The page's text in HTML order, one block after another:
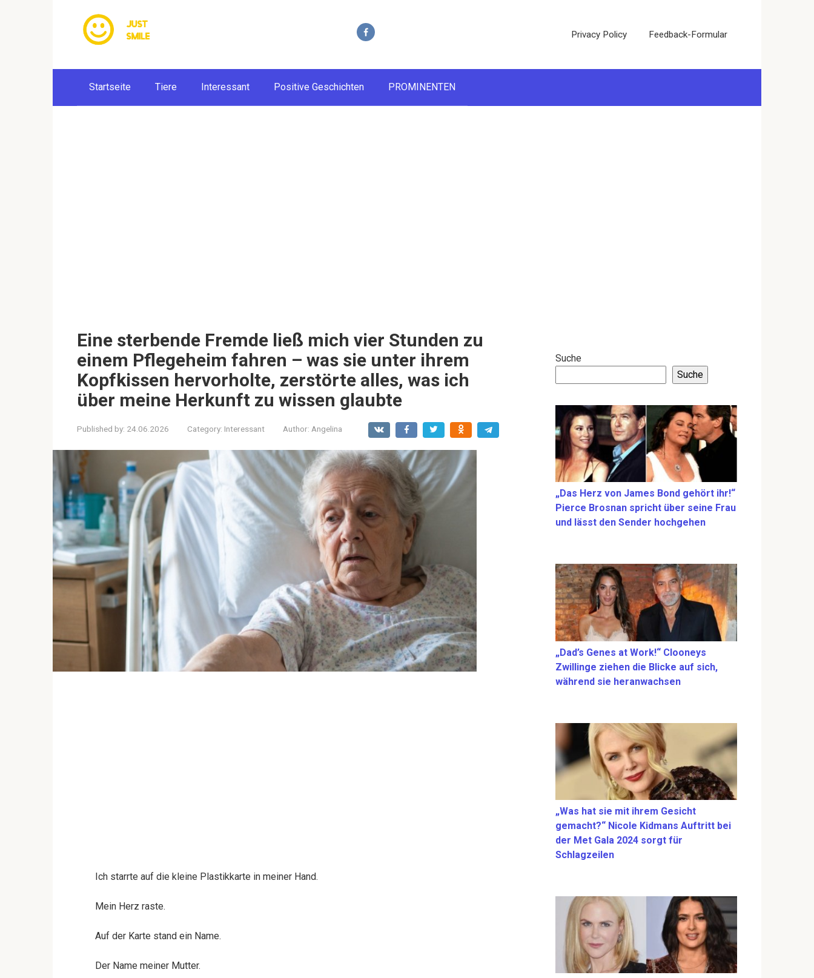
Privacy Policy Feedback-Formular
Startseite Tiere Interessant Positive Geschichten PROMINENTEN
Eine sterbende Fremde ließ mich vier Stunden zu
einem Pflegeheim fahren – was sie unter ihrem
Kopfkissen hervorholte, zerstörte alles, was ich
über meine Herkunft zu wissen glaubte
Published by: 24.06.2026 Category: Interessant Author: Angelina
Ich starrte auf die kleine Plastikkarte in meiner Hand.
Mein Herz raste.
Auf der Karte stand ein Name.
Der Name meiner Mutter.
Suche
Suche
„Das Herz von James Bond gehört ihr!“
Pierce Brosnan spricht über seine Frau
und lässt den Sender hochgehen
„Dad’s Genes at Work!“ Clooneys
Zwillinge ziehen die Blicke auf sich,
während sie heranwachsen
„Was hat sie mit ihrem Gesicht
gemacht?“ Nicole Kidmans Auftritt bei
der Met Gala 2024 sorgt für
Schlagzeilen